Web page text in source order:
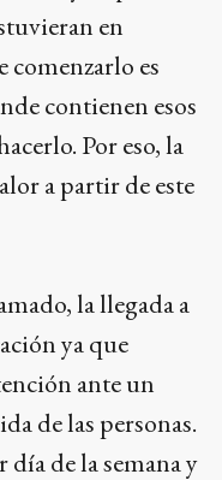
en
es
contienen esos
Por eso, la
a partir de este
la llegada a
ya que
ante un
de las personas.
de la semana y